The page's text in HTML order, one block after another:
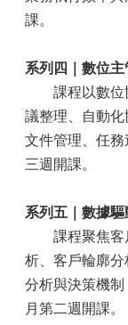
課。
系列四｜數位
課程以數位協
議整理、自動
文件管理、任
三週開課。
系列五｜數據
課程聚焦客戶
析、客戶輪廓
分析與決策機
月第二週開課。